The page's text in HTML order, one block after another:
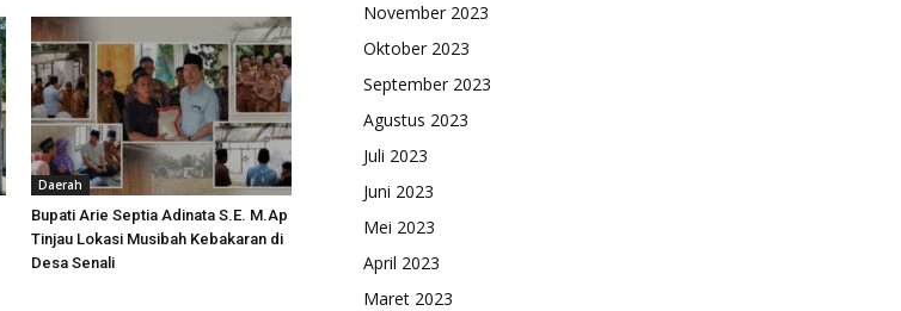
Daerah
Bupati Arie Septia Adinata S.E. M.Ap
Tinjau Lokasi Musibah Kebakaran di
Desa Senali
November 2023
Oktober 2023
September 2023
Agustus 2023
Juli 2023
Juni 2023
Mei 2023
April 2023
Maret 2023